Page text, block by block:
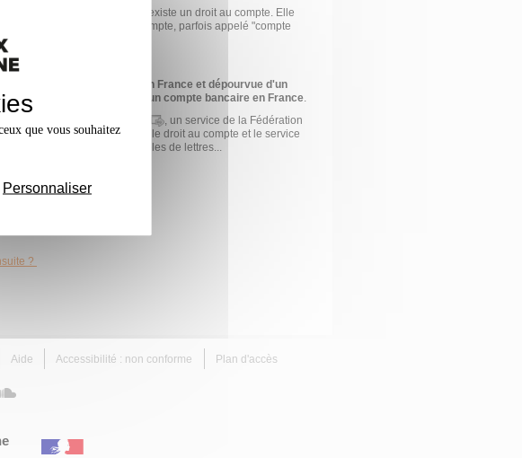
à donner de raison mais il existe un droit au compte. Elle
d'une banque où un compte, parfois appelé "compte
de base.
physique, domiciliée en France et dépourvue d'un
a droit à l'ouverture d'un compte bancaire en France.
, un service de la Fédération
pour plus d'infos sur le droit au compte et le service
base, des guides, des modèles de lettres...
?
Aide Accessibilité : non conforme Plan d'accès
que vous souhaitez
Personnaliser